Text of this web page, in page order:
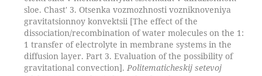
sloe. Chast' 3. Otsenka vozmozhnosti vozniknoveniya
gravitatsionnoy konvektsii [The effect of the
dissociation/recombination of water molecules on the 1:
1 transfer of electrolyte in membrane systems in the
diffusion layer. Part 3. Evaluation of the possibility of
gravitational convection]. Politematicheskij setevoj